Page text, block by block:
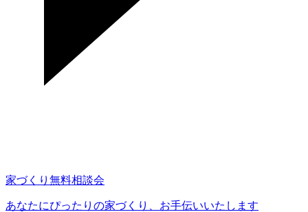
家づくり無料相談会
あなたにぴったりの家づくり、 お手伝いいたします